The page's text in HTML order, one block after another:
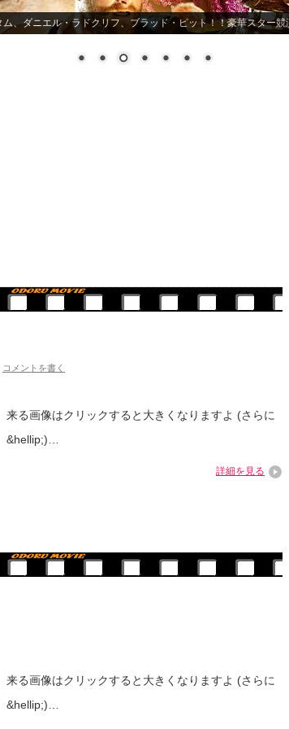
ヒーロー映画史上最もスキャンダラス! バットマンの嘘が暴かれる
コメントを書く
来る画像はクリックすると大きくなりますよ (さらに
&hellip;)…
詳細を見る
来る画像はクリックすると大きくなりますよ (さらに
&hellip;)…